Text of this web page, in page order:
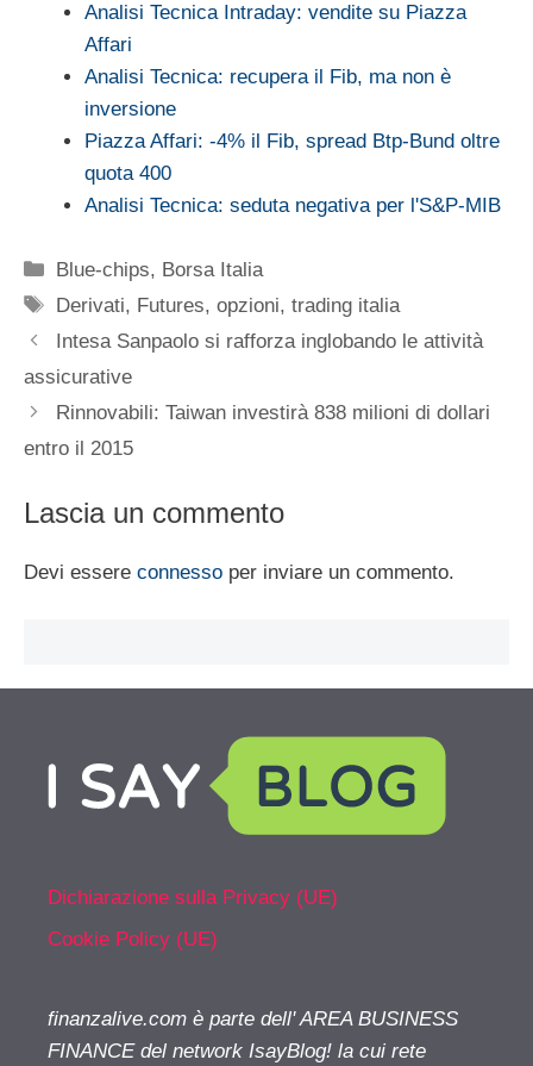
Analisi Tecnica Intraday: vendite su Piazza
Affari
Analisi Tecnica: recupera il Fib, ma non è
inversione
Piazza Affari: -4% il Fib, spread Btp-Bund oltre
quota 400
Analisi Tecnica: seduta negativa per l'S&P-MIB
Categorie
Blue-chips, Borsa Italia
Tag
Derivati, Futures,opzioni,trading italia
Intesa Sanpaolo si rafforza inglobando le attività
assicurative
Rinnovabili: Taiwan investirà 838 milioni di dollari
entro il 2015
Lascia un commento
Devi essere connesso per inviare un commento.
Dichiarazione sulla Privacy (UE)
Cookie Policy (UE)
finanzalive.com è parte dell' AREA BUSINESS
FINANCE del network IsayBlog! la cui rete